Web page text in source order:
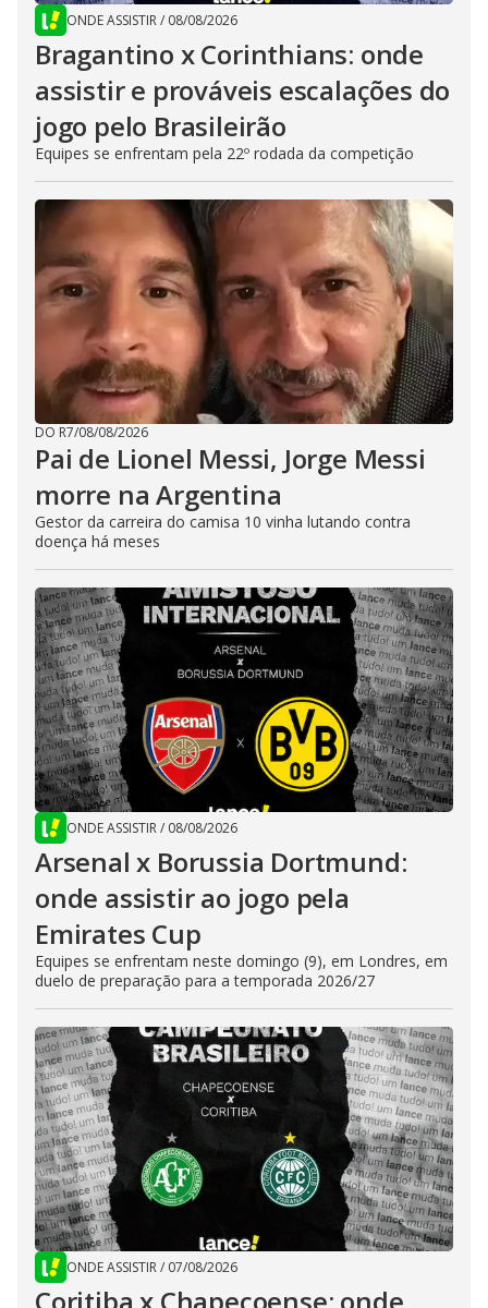
ONDE ASSISTIR/ 08/08/2026
Bragantino x Corinthians: onde
assistir e prováveis escalações do
jogo pelo Brasileirão
Equipes se enfrentam pela 22º rodada da competição
DO R7/08/08/2026
Pai de Lionel Messi, Jorge Messi
morre na Argentina
Gestor da carreira do camisa 10 vinha lutando contra
doença há meses
ONDE ASSISTIR/ 08/08/2026
Arsenal x Borussia Dortmund:
onde assistir ao jogo pela
Emirates Cup
Equipes se enfrentam neste domingo (9), em Londres, em
duelo de preparação para a temporada 2026/27
ONDE ASSISTIR/ 07/08/2026